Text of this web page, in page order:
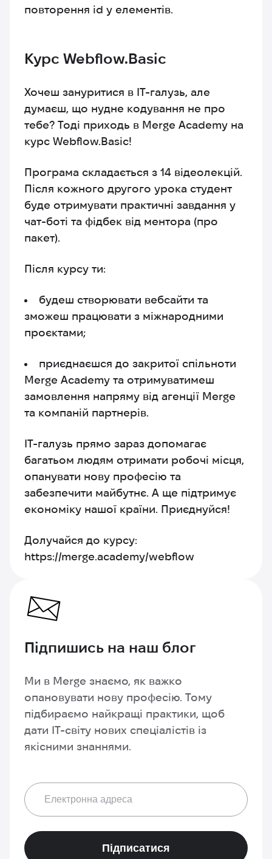
Підпишись на наш блог
Ми в Merge знаємо, як важко
опановувати нову професію. Тому
підбираємо найкращі практики, щоб
дати IT-світу нових спеціалістів із
якісними знаннями.
Підписатися
повторення id у елементів.
Курс Webflow.Basic
Хочеш зануритися в IT-галузь, але
думаєш, що нудне кодування не про
тебе? Тоді приходь в Merge Academy на
курс Webflow.Basic!
Програма складається з 14 відеолекцій.
Після кожного другого урока студент
буде отримувати практичні завдання у
чат-боті та фідбек від ментора (про
пакет).
Після курсу ти:
будеш створювати вебсайти та
зможеш працювати з міжнародними
проєктами;
приєднаєшся до закритої спільноти
Merge Academy та отримуватимеш
замовлення напряму від агенції Merge
та компаній партнерів.
IT-галузь прямо зараз допомагає
багатьом людям отримати робочі місця,
опанувати нову професію та
забезпечити майбутнє. А ще підтримує
економіку нашої країни. Приєднуйся!
Долучайся до курсу:
https://merge.academy/webflow